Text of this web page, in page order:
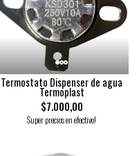
Termostato Dispenser de agua
Termoplast
$7.000,00
Super precios en efectivo!